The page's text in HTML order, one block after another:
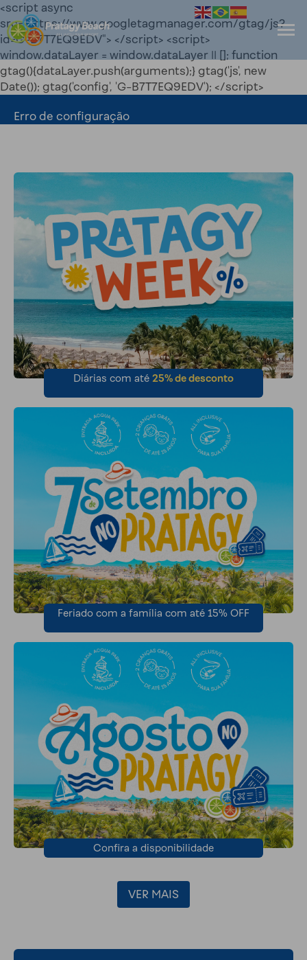
<script async
src="https://www.googletagmanager.com/gtag/js?
id=G-B7T7EQ9EDV"> </script> <script>
window.dataLayer = window.dataLayer || []; function
gtag(){dataLayer.push(arguments);} gtag('js', new
Date()); gtag('config', 'G-B7T7EQ9EDV'); </script>
Erro de configuração
Diárias com até 25% de desconto
Feriado com a família com até 15% OFF
Confira a disponibilidade
VER MAIS